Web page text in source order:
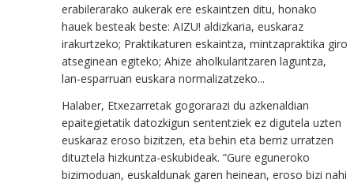
erabilerarako aukerak ere eskaintzen ditu, honako
hauek besteak beste: AIZU! aldizkaria, euskaraz
irakurtzeko; Praktikaturen eskaintza, mintzapraktika giro
atseginean egiteko; Ahize aholkularitzaren laguntza,
lan-esparruan euskara normalizatzeko...
Halaber, Etxezarretak gogorarazi du azkenaldian
epaitegietatik datozkigun sententziek ez digutela uzten
euskaraz eroso bizitzen, eta behin eta berriz urratzen
dituztela hizkuntza-eskubideak. “Gure eguneroko
bizimoduan, euskaldunak garen heinean, eroso bizi nahi